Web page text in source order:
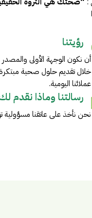
رؤيتنا
أن نكون الوجهة الأولى والمصدر
عملائنا اليومية.
رسالتنا وماذا نقدم
نحن نأخذ على عاتقنا مسؤولية